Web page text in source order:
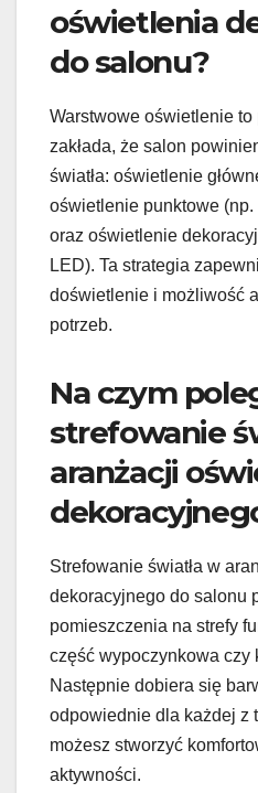
oświetlenia
do salonu?
Warstwowe oświetlenie
zakłada, że salon
światła: oświetlenie
oświetlenie punktowe (np.
oraz oświetlenie
LED). Ta strategia
doświetlenie i możliwość
potrzeb.
Na czym
strefowanie
aranżacji
Strefowanie światła w
dekoracyjnego do salonu
pomieszczenia na strefy
część wypoczynkowa czy
Następnie dobiera się
odpowiednie dla każdej z
możesz stworzyć
aktywności.